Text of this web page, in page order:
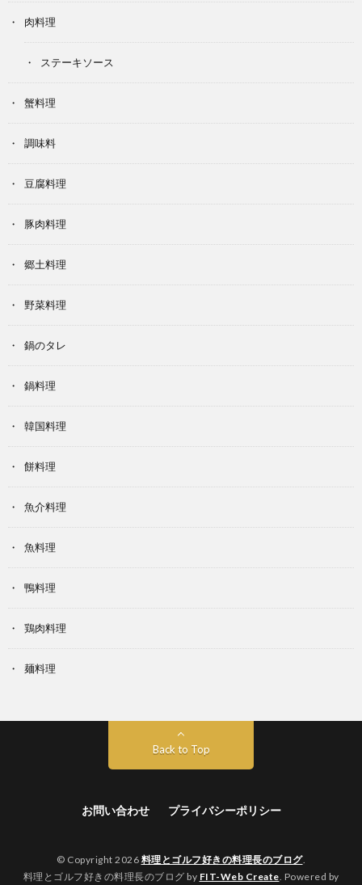
肉料理
ステーキソース
蟹料理
調味料
豆腐料理
豚肉料理
郷土料理
野菜料理
鍋のタレ
鍋料理
韓国料理
餅料理
魚介料理
魚料理
鴨料理
鶏肉料理
麺料理
Back to Top
お問い合わせ プライバシーポリシー
© Copyright 2026 料理とゴルフ好きの料理長のブログ.
料理とゴルフ好きの料理長のブログ by FIT-Web Create . Powered by